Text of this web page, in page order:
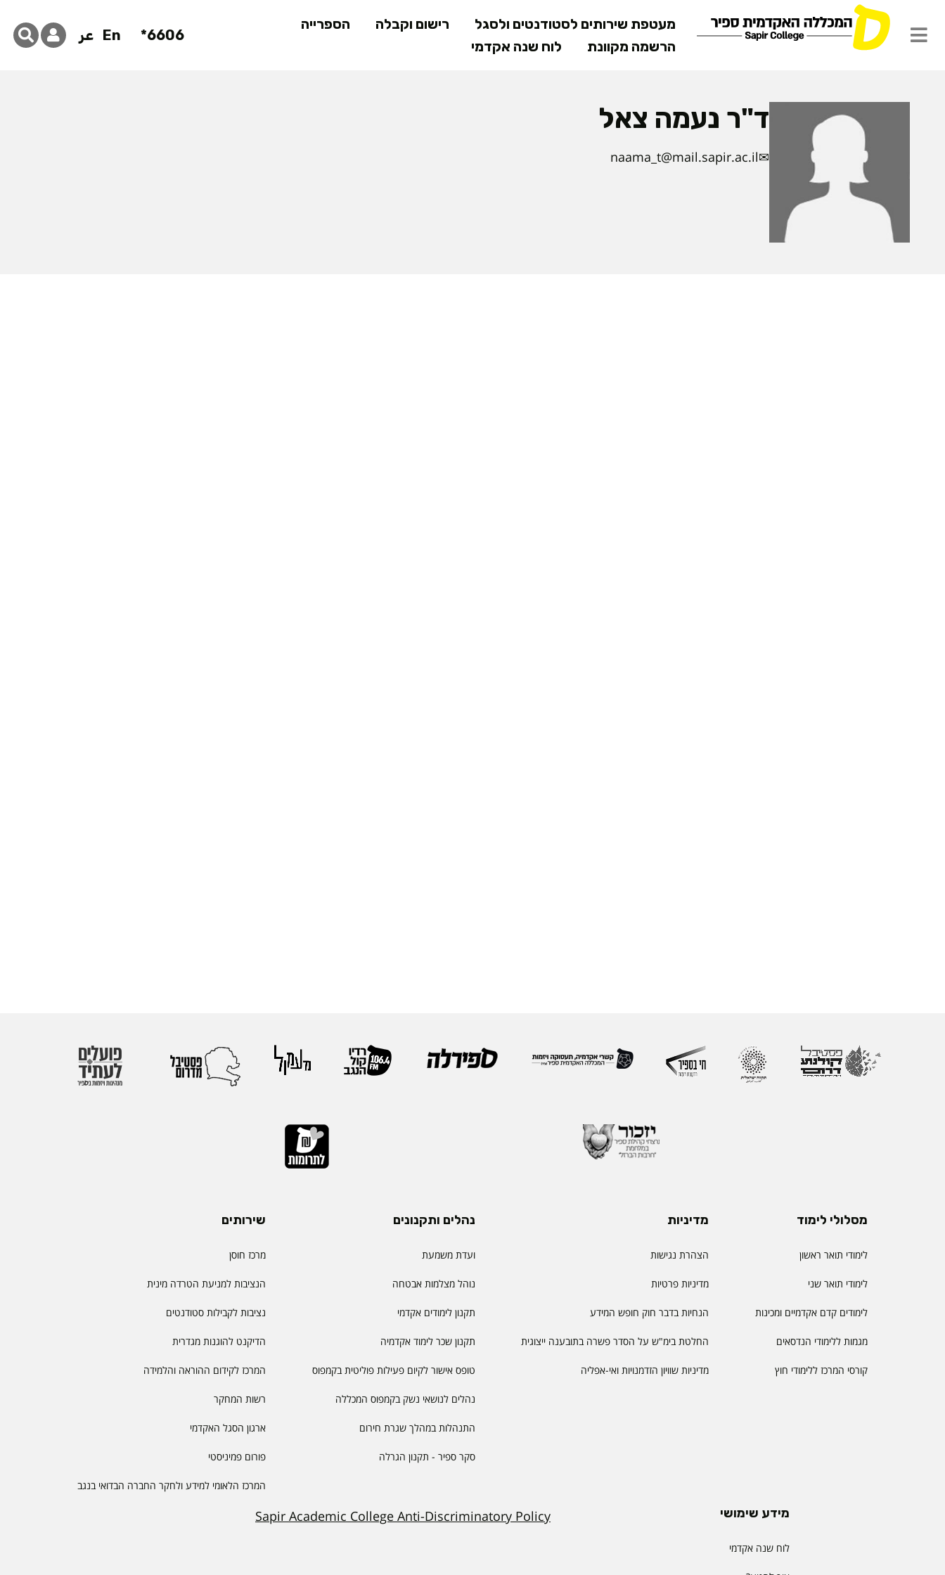
לתוכן
המרכזי
מעטפת שירותים לסטודנטים ולסגל רישום וקבלה
הספרייה
הרשמה מקוונת
לוח שנה אקדמי
6606*
En عر
ד"ר נעמה צאל
naama_t@mail.sapir.ac.il
מסלולי לימוד
לימודי תואר ראשון
לימודי תואר שני
לימודים קדם אקדמיים ומכינות
מגמות ללימודי הנדסאים
קורסי המרכז ללימודי חוץ
מדיניות
הצהרת נגישות
מדיניות פרטיות
הנחיות בדבר חוק חופש המידע
החלטת בימ"ש על הסדר פשרה בתובענה ייצוגית
מדיניות שוויון הזדמנויות ואי-אפליה
נהלים ותקנונים
ועדת משמעת
נוהל מצלמות אבטחה
תקנון לימודים אקדמי
תקנון שכר לימוד אקדמיה
טופס אישור לקיום פעילות פוליטית בקמפוס
נהלים לנושאי נשק בקמפוס המכללה
התנהלות במהלך שגרת חירום
סקר ספיר - תקנון הגרלה
שירותים
מרכז חוסן
הנציבות למניעת הטרדה מינית
נציבות לקבילות סטודנטים
הדיקנט להוגנות מגדרית
המרכז לקידום ההוראה והלמידה
רשות המחקר
ארגון הסגל האקדמי
פורום פמיניסטי
המרכז הלאומי למידע ולחקר החברה הבדואי בנגב
מידע שימושי
לוח שנה אקדמי
Sapir Academic College Anti-Discriminatory Policy